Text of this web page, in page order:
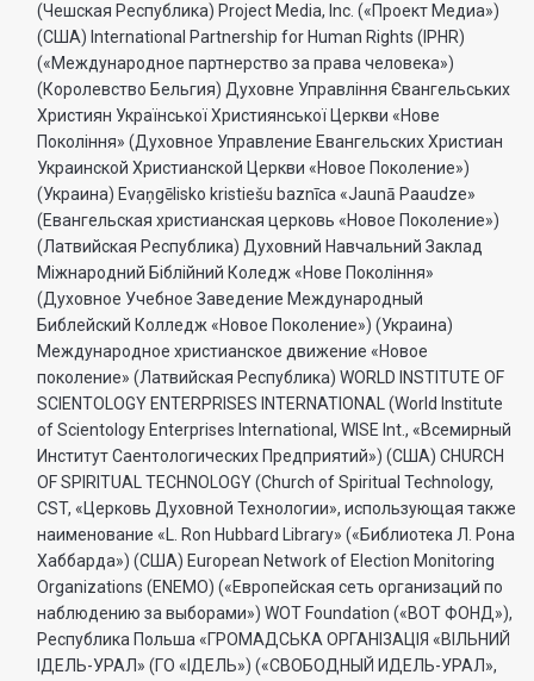
(Чешская Республика) Project Media, Inc. («Проект Медиа»)
(США) International Partnership for Human Rights (IPHR)
(«Международное партнерство за права человека»)
(Королевство Бельгия) Духовне Управлiння Євангельських
Християн Української Християнської Церкви «Нове
Поколiння» (Духовное Управление Евангельских Христиан
Украинской Христианской Церкви «Новое Поколение»)
(Украина) Evaņgēlisko kristiešu baznīca «Jaunā Paaudze»
(Евангельская христианская церковь «Новое Поколение»)
(Латвийская Республика) Духовний Навчальний Заклад
Міжнародний Біблійний Коледж «Нове Покоління»
(Духовное Учебное Заведение Международный
Библейский Колледж «Новое Поколение») (Украина)
Международное христианское движение «Новое
поколение» (Латвийская Республика) WORLD INSTITUTE OF
SCIENTOLOGY ENTERPRISES INTERNATIONAL (World Institute
of Scientology Enterprises International, WISE Int., «Всемирный
Институт Саентологических Предприятий») (США) CHURCH
OF SPIRITUAL TECHNOLOGY (Church of Spiritual Technology,
CST, «Церковь Духовной Технологии», использующая также
наименование «L. Ron Hubbard Library» («Библиотека Л. Рона
Хаббарда») (США) European Network of Election Monitoring
Organizations (ENEMO) («Европейская сеть организаций по
наблюдению за выборами») WOT Foundation («ВОТ ФОНД»),
Республика Польша «ГРОМАДСЬКА ОРГАНI3АЦIЯ «ВIЛЬНИЙ
IДЕЛЬ-УРАЛ» (ГО «IДЕЛЬ») («СВОБОДНЫЙ ИДЕЛЬ-УРАЛ»,